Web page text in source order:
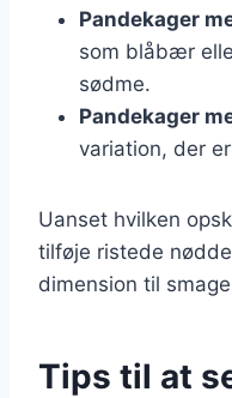
Pandekager
som blåbær
sødme.
Pandekager
variation, der
Uanset hvilken
tilføje ristede
dimension til
Tips til at